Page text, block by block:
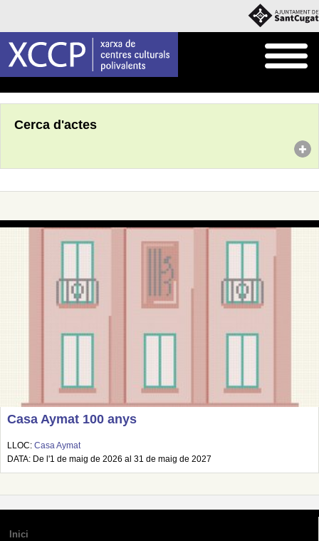
Cerca d'actes
Casa Aymat 100 anys
LLOC: Casa Aymat
DATA: De l'1 de maig de 2026 al 31 de maig de 2027
Inici